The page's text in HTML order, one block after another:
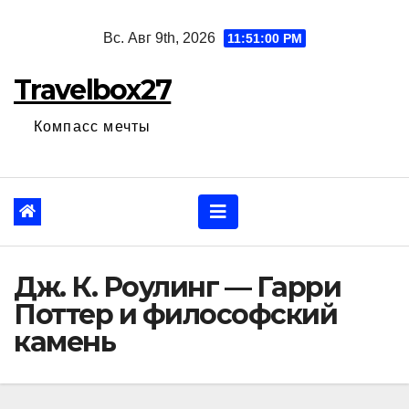
Вс. Авг 9th, 2026 11:51:01 PM
Travelbox27
Компасс мечты
Дж. К. Роулинг — Гарри
Поттер и философский
камень